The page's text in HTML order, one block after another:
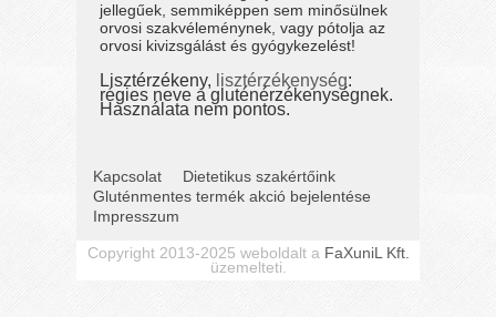
jellegűek, semmiképpen sem minősülnek
orvosi szakvéleménynek, vagy pótolja az
orvosi kivizsgálást és gyógykezelést!
Lisztérzékeny, lisztérzékenység:
régies neve a gluténérzékenységnek.
Használata nem pontos.
Kapcsolat
Dietetikus szakértőink
Gluténmentes termék akció bejelentése
Impresszum
Copyright 2013-2025 weboldalt a FaXuniL Kft.
üzemelteti.